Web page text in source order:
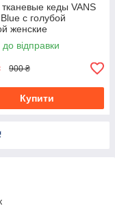
кеды VANS
с голубой
женские
весна- лето
до відправки
900 ₴
Купити